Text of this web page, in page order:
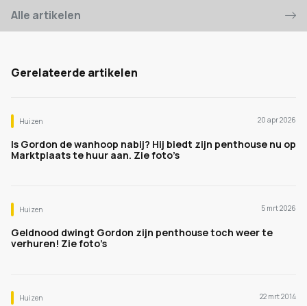
Alle artikelen
Gerelateerde artikelen
Huizen 20 apr 2026
Is Gordon de wanhoop nabij? Hij biedt zijn penthouse nu op
Marktplaats te huur aan. Zie foto’s
Huizen 5 mrt 2026
Geldnood dwingt Gordon zijn penthouse toch weer te
verhuren! Zie foto’s
Huizen 22 mrt 2014